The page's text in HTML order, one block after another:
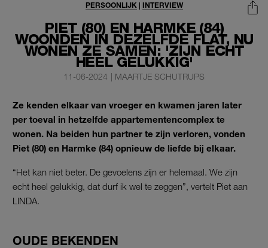
PIET (80) EN HARMKE (84)
WOONDEN IN DEZELFDE FLAT, NU
WONEN ZE SAMEN: 'ZIJN ÉCHT
HEEL GELUKKIG'
PERSOONLIJK| INTERVIEW
11-06-2024 | MAARTJE SCHUTRUPS
Ze kenden elkaar van vroeger en kwamen jaren later
per toeval in hetzelfde appartementencomplex te
wonen. Na beiden hun partner te zijn verloren, vonden
Piet (80) en Harmke (84) opnieuw de liefde bij elkaar.
“Het kan niet beter. De gevoelens zijn er helemaal. We zijn
echt heel gelukkig, dat durf ik wel te zeggen”, vertelt Piet aan
LINDA.
OUDE BEKENDEN